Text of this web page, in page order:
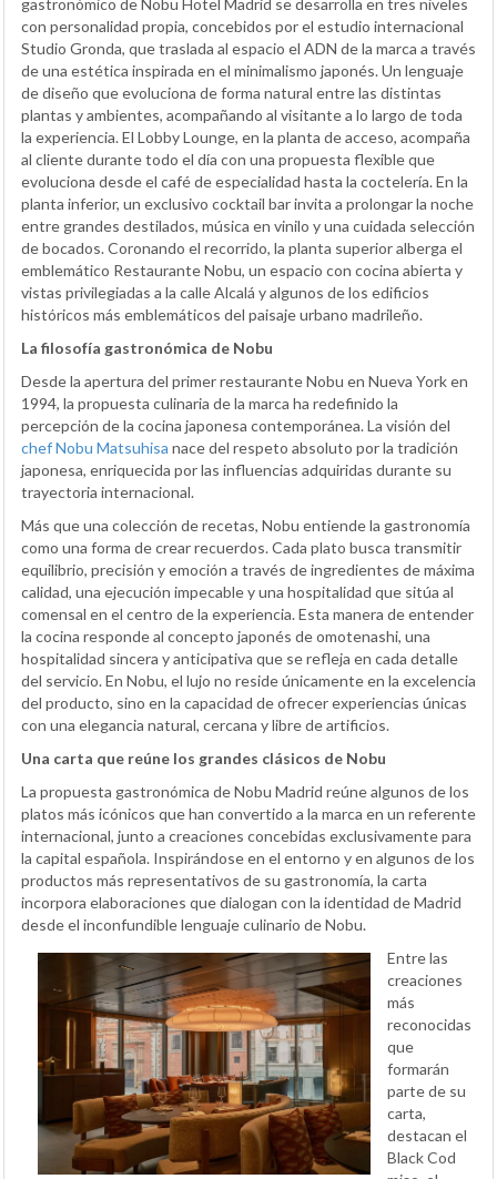
gastronómico de Nobu Hotel Madrid se desarrolla en tres niveles
con personalidad propia, concebidos por el estudio internacional
Studio Gronda, que traslada al espacio el ADN de la marca a través
de una estética inspirada en el minimalismo japonés. Un lenguaje
de diseño que evoluciona de forma natural entre las distintas
plantas y ambientes, acompañando al visitante a lo largo de toda
la experiencia. El Lobby Lounge, en la planta de acceso, acompaña
al cliente durante todo el día con una propuesta flexible que
evoluciona desde el café de especialidad hasta la coctelería. En la
planta inferior, un exclusivo cocktail bar invita a prolongar la noche
entre grandes destilados, música en vinilo y una cuidada selección
de bocados. Coronando el recorrido, la planta superior alberga el
emblemático Restaurante Nobu, un espacio con cocina abierta y
vistas privilegiadas a la calle Alcalá y algunos de los edificios
históricos más emblemáticos del paisaje urbano madrileño.
La filosofía gastronómica de Nobu
Desde la apertura del primer restaurante Nobu en Nueva York en
1994, la propuesta culinaria de la marca ha redefinido la
percepción de la cocina japonesa contemporánea. La visión del
chef Nobu Matsuhisa nace del respeto absoluto por la tradición
japonesa, enriquecida por las influencias adquiridas durante su
trayectoria internacional.
Más que una colección de recetas, Nobu entiende la gastronomía
como una forma de crear recuerdos. Cada plato busca transmitir
equilibrio, precisión y emoción a través de ingredientes de máxima
calidad, una ejecución impecable y una hospitalidad que sitúa al
comensal en el centro de la experiencia. Esta manera de entender
la cocina responde al concepto japonés de omotenashi, una
hospitalidad sincera y anticipativa que se refleja en cada detalle
del servicio. En Nobu, el lujo no reside únicamente en la excelencia
del producto, sino en la capacidad de ofrecer experiencias únicas
con una elegancia natural, cercana y libre de artificios.
Una carta que reúne los grandes clásicos de Nobu
La propuesta gastronómica de Nobu Madrid reúne algunos de los
platos más icónicos que han convertido a la marca en un referente
internacional, junto a creaciones concebidas exclusivamente para
la capital española. Inspirándose en el entorno y en algunos de los
productos más representativos de su gastronomía, la carta
incorpora elaboraciones que dialogan con la identidad de Madrid
desde el inconfundible lenguaje culinario de Nobu.
Entre las
creaciones
más
reconocidas
que
formarán
parte de su
carta,
destacan el
Black Cod